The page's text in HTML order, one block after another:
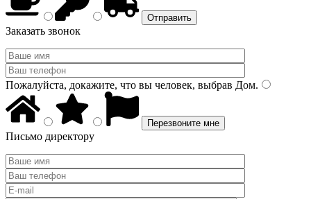
Заказать звонок
Пожалуйста, докажите, что вы человек, выбрав Дом.
Письмо директору